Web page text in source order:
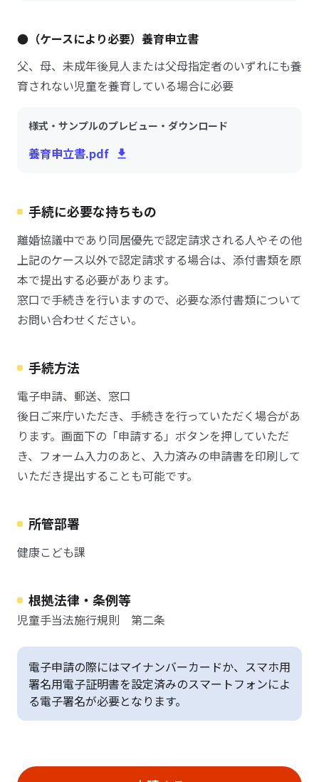
●（ケースにより必要）養育申立書
父、母、未成年後見人または父母指定者のいずれにも養
育されない児童を養育している場合に必要
様式・サンプルのプレビュー・ダウンロード
養育申立書.pdf
手続に必要な持ちもの
離婚協議中であり同居優先で認定請求される人やその他
上記のケース以外で認定請求する場合は、添付書類を原
本で提出する必要があります。
窓口で手続きを行いますので、必要な添付書類について
お問い合わせください。
手続方法
電子申請、郵送、窓口
後日ご来庁いただき、手続きを行っていただく場合があ
ります。画面下の「申請する」ボタンを押していただ
き、フォーム入力のあと、入力済みの申請書を印刷して
いただき提出することも可能です。
所管部署
健康こども課
根拠法律・条例等
児童手当法施行規則 第二条
電子申請の際にはマイナンバーカードか、スマホ用
署名用電子証明書を設定済みのスマートフォンによ
る電子署名が必要となります。